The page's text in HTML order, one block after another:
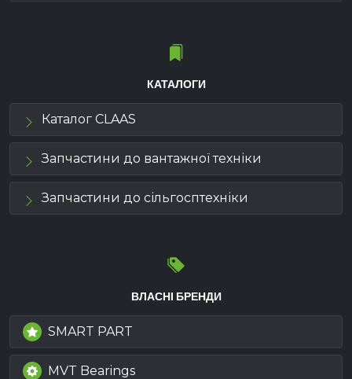
КАТАЛОГИ
Каталог CLAAS
Запчастини до вантажної техніки
Запчастини до сільгосптехніки
ВЛАСНІ БРЕНДИ
SMART PART
MVT Bearings